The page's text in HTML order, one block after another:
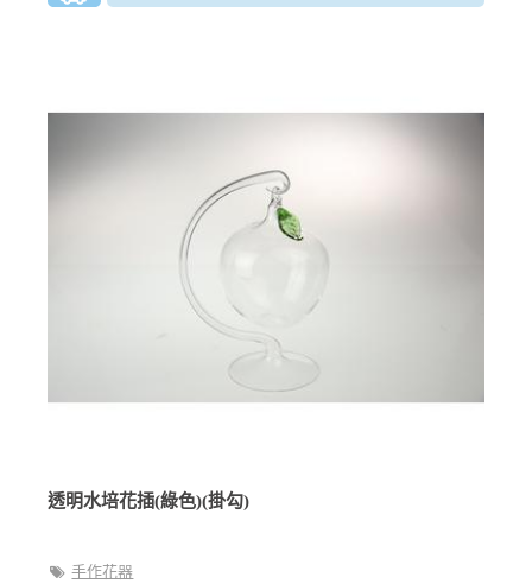
透明水培花插(綠色)(掛勾)
手作花器